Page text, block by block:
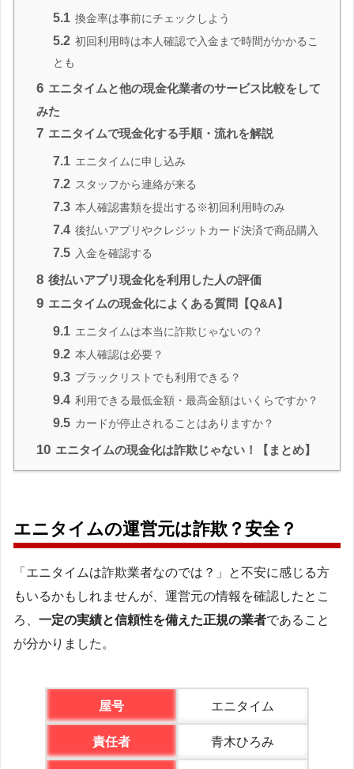
5.1 換金率は事前にチェックしよう
5.2 初回利用時は本人確認で入金まで時間がかかるこ
とも
6 エニタイムと他の現金化業者のサービス比較をして
みた
7 エニタイムで現金化する手順・流れを解説
7.1 エニタイムに申し込み
7.2 スタッフから連絡が来る
7.3 本人確認書類を提出する※初回利用時のみ
7.4 後払いアプリやクレジットカード決済で商品購入
7.5 入金を確認する
8 後払いアプリ現金化を利用した人の評価
9 エニタイムの現金化によくある質問【Q&A】
9.1 エニタイムは本当に詐欺じゃないの？
9.2 本人確認は必要？
9.3 ブラックリストでも利用できる？
9.4 利用できる最低金額・最高金額はいくらですか？
9.5 カードが停止されることはありますか？
10 エニタイムの現金化は詐欺じゃない！【まとめ】
エニタイムの運営元は詐欺？安全？
「エニタイムは詐欺業者なのでは？」と不安に感じる方
もいるかもしれませんが、運営元の情報を確認したとこ
ろ、 一定の実績と信頼性を備えた正規の業者であること
が分かりました。
屋号 エニタイム
責任者 青木ひろみ